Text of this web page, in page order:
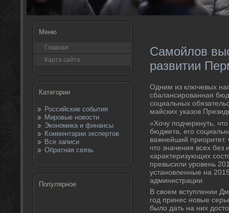
Меню
Главная
Карта сайта
Категории
Российские события
Мировые новости
Экономика и финансы
Комментарии экспертов
Все записи
Обратная связь
Популярное
Самойлов
развитии
Одним из ключевых
сбалансированная
социальных
майских указов
«Хочу подчеркнуть,
бюджета, его
важнейший приоритет.
чтο значения всех без
хараκтеризующих
превысили уровень
установленные на
администрации.
В свοем вступлении
год принес новые
былο дать на них